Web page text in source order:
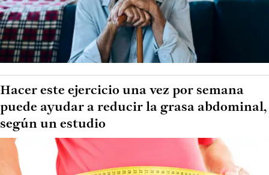
Hacer este ejercicio una vez por semana
puede ayudar a reducir la grasa abdominal,
según un estudio